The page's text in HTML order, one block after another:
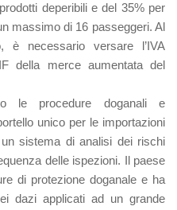
deperibili e del 35% per
massimo di 16 passeggeri. Al
è necessario versare l’IVA
della merce aumentata del
le procedure doganali e
unico per le importazioni
sistema di analisi dei rischi
delle ispezioni. Il paese
di protezione doganale e ha
dazi applicati ad un grande